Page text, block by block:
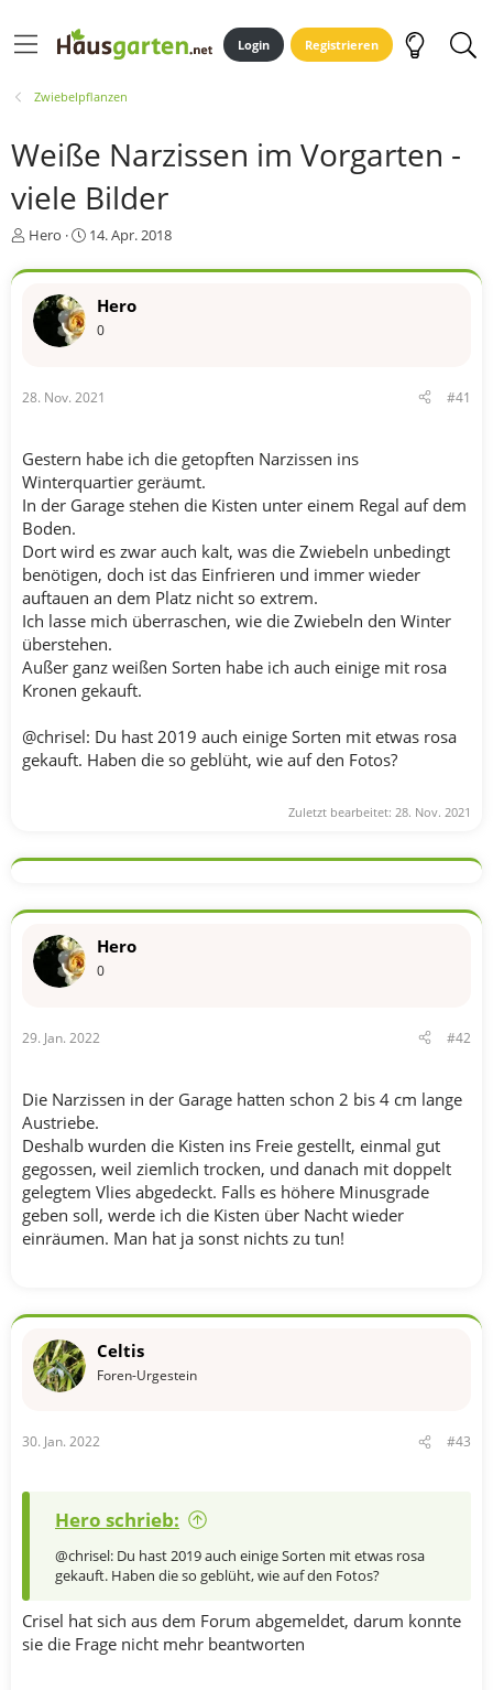
Login Registrieren
Zwiebelpflanzen
Weiße Narzissen im Vorgarten -
viele Bilder
E
s
e
r
Hero
E
s
a
14. Apr. 2018
Hero
0
28. Nov. 2021 #41
Gestern habe ich die getopften Narzissen ins
Winterquartier geräumt.
In der Garage stehen die Kisten unter einem Regal auf dem
Boden.
Dort wird es zwar auch kalt, was die Zwiebeln unbedingt
benötigen, doch ist das Einfrieren und immer wieder
auftauen an dem Platz nicht so extrem.
Ich lasse mich überraschen, wie die Zwiebeln den Winter
überstehen.
Außer ganz weißen Sorten habe ich auch einige mit rosa
Kronen gekauft.
@chrisel: Du hast 2019 auch einige Sorten mit etwas rosa
gekauft. Haben die so geblüht, wie auf den Fotos?
Zuletzt bearbeitet: 28. Nov. 2021
Hero
0
29. Jan. 2022 #42
Die Narzissen in der Garage hatten schon 2 bis 4 cm lange
Austriebe.
Deshalb wurden die Kisten ins Freie gestellt, einmal gut
gegossen, weil ziemlich trocken, und danach mit doppelt
gelegtem Vlies abgedeckt. Falls es höhere Minusgrade
geben soll, werde ich die Kisten über Nacht wieder
einräumen. Man hat ja sonst nichts zu tun!
Celtis
Foren-Urgestein
30. Jan. 2022 #43
Hero schrieb:
@chrisel: Du hast 2019 auch einige Sorten mit etwas rosa
gekauft. Haben die so geblüht, wie auf den Fotos?
Crisel hat sich aus dem Forum abgemeldet, darum konnte
sie die Frage nicht mehr beantworten